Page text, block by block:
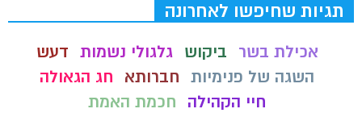
תגיות שחיפשו לאחרונה
אכילת בשר ביקוש גלגולי נשמות דעש
השגה של פנימיות חברותא
חג הגאולה
חיי הקהילה
חכמת האמת